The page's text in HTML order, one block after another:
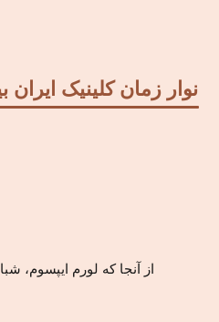
نوار زمان کلینیک ایران
از آنجا که لورم ایپسوم،